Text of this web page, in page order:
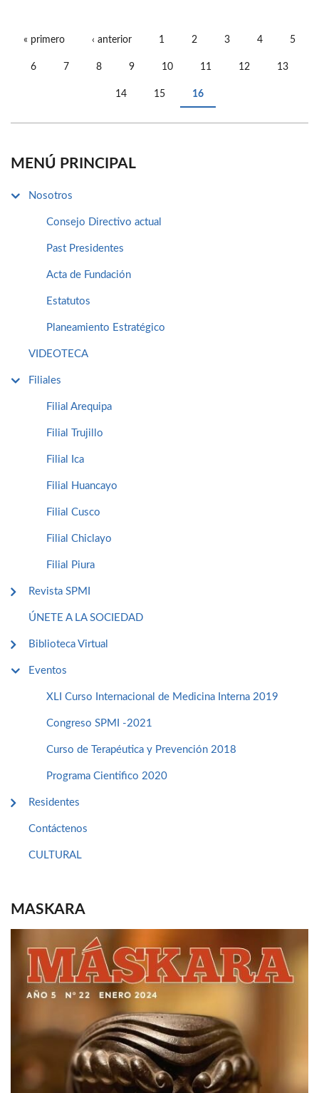
« primero ‹ anterior 1 2 3 4 5
6 7 8 9 10 11 12 13
14 15 16
MENÚ PRINCIPAL
Nosotros
Consejo Directivo actual
Past Presidentes
Acta de Fundación
Estatutos
Planeamiento Estratégico
VIDEOTECA
Filiales
Filial Arequipa
Filial Trujillo
Filial Ica
Filial Huancayo
Filial Cusco
Filial Chiclayo
Filial Piura
Revista SPMI
ÚNETE A LA SOCIEDAD
Biblioteca Virtual
Eventos
XLI Curso Internacional de Medicina Interna 2019
Congreso SPMI -2021
Curso de Terapéutica y Prevención 2018
Programa Cientifico 2020
Residentes
Contáctenos
CULTURAL
MASKARA